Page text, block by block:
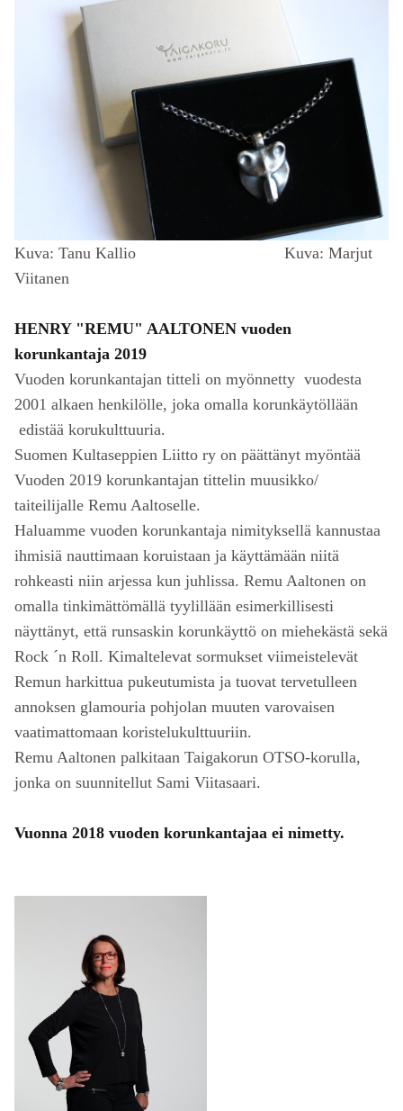
Kuva: Tanu Kallio Kuva: Marjut
Viitanen
HENRY "REMU" AALTONEN vuoden
korunkantaja 2019
Vuoden korunkantajan titteli on myönnetty vuodesta
2001 alkaen henkilölle, joka omalla korunkäytöllään
edistää korukulttuuria.
Suomen Kultaseppien Liitto ry on päättänyt myöntää
Vuoden 2019 korunkantajan tittelin muusikko/
taiteilijalle Remu Aaltoselle.
Haluamme vuoden korunkantaja nimityksellä kannustaa
ihmisiä nauttimaan koruistaan ja käyttämään niitä
rohkeasti niin arjessa kun juhlissa. Remu Aaltonen on
omalla tinkimättömällä tyylillään esimerkillisesti
näyttänyt, että runsaskin korunkäyttö on miehekästä sekä
Rock ´n Roll. Kimaltelevat sormukset viimeistelevät
Remun harkittua pukeutumista ja tuovat tervetulleen
annoksen glamouria pohjolan muuten varovaisen
vaatimattomaan koristelukulttuuriin.
Remu Aaltonen palkitaan Taigakorun OTSO-korulla,
jonka on suunnitellut Sami Viitasaari.
Vuonna 2018 vuoden korunkantajaa ei nimetty.